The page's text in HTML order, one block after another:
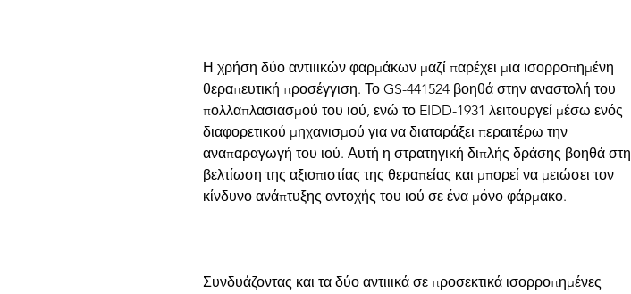
Η χρήση δύο αντιιικών φαρμάκων μαζί παρέχει μια ισορροπημένη
θεραπευτική προσέγγιση. Το GS-441524 βοηθά στην αναστολή του
πολλαπλασιασμού του ιού, ενώ το EIDD-1931 λειτουργεί μέσω ενός
διαφορετικού μηχανισμού για να διαταράξει περαιτέρω την
αναπαραγωγή του ιού. Αυτή η στρατηγική διπλής δράσης βοηθά στη
βελτίωση της αξιοπιστίας της θεραπείας και μπορεί να μειώσει τον
κίνδυνο ανάπτυξης αντοχής του ιού σε ένα μόνο φάρμακο.
Συνδυάζοντας και τα δύο αντιιικά σε προσεκτικά ισορροπημένες